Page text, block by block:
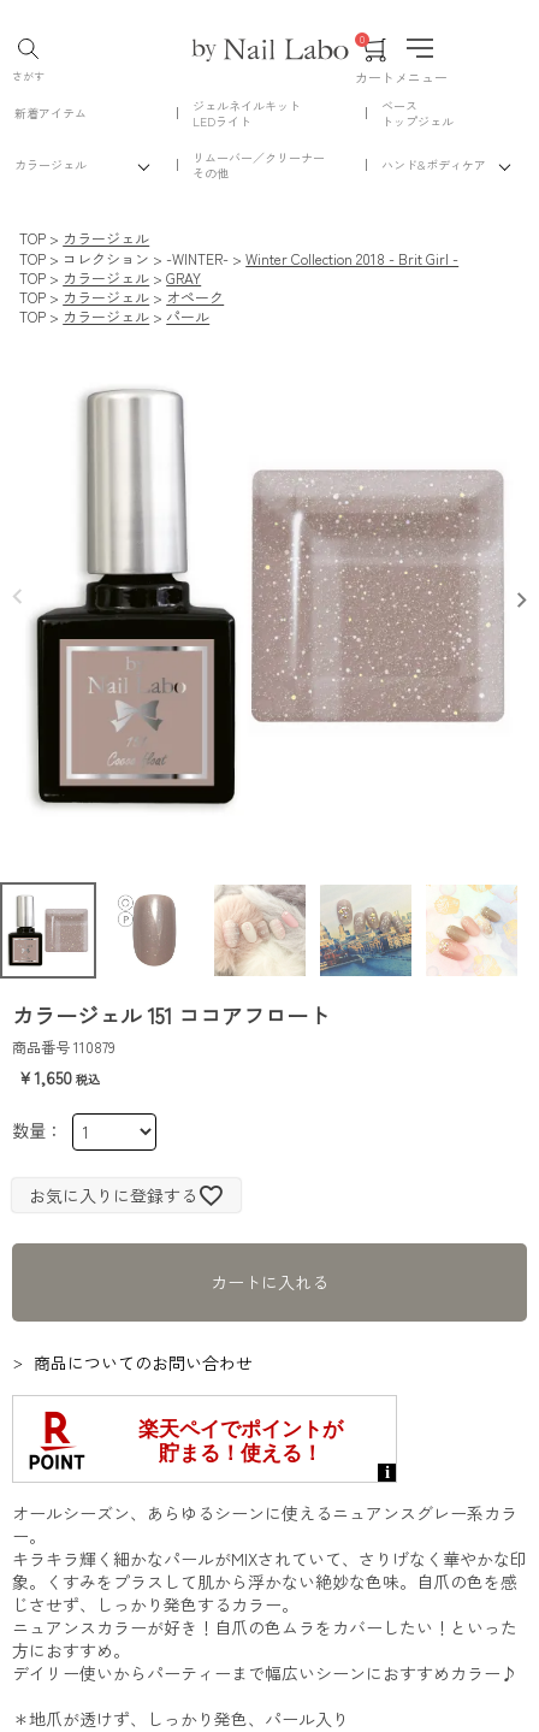
さがす カート
0
メニュー
新着アイテム
ジェルネイルキット
LEDライト
ベース
トップジェル
カラージェル
リムーバー／クリーナー
その他
ハンド&ボディケア
TOP
カラージェル
TOP
コレクション -WINTER-
Winter Collection 2018 - Brit Girl -
TOP
カラージェル
GRAY
TOP
カラージェル
オペーク
TOP
カラージェル パール
カラージェル 151 ココアフロート
商品番号110879
1,650
お気に入りに登録する
カートに入れる
商品についてのお問い合わせ
オールシーズン、あらゆるシーンに使えるニュアンスグレー系カラ
ー。
キラキラ輝く細かなパールがMIXされていて、さりげなく華やかな印
象。くすみをプラスして肌から浮かない絶妙な色味。自爪の色を感
じさせず、しっかり発色するカラー。
ニュアンスカラーが好き！自爪の色ムラをカバーしたい！といった
方におすすめ。
デイリー使いからパーティーまで幅広いシーンにおすすめカラー♪
＊地爪が透けず、しっかり発色、パール入り